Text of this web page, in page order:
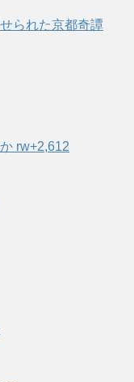
られた京都奇譚
rw+2,612